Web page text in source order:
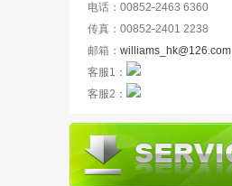
电话：00852-2463 6360
传真：00852-2401 2238
邮箱： williams_hk@126.com
客服1：
客服2：